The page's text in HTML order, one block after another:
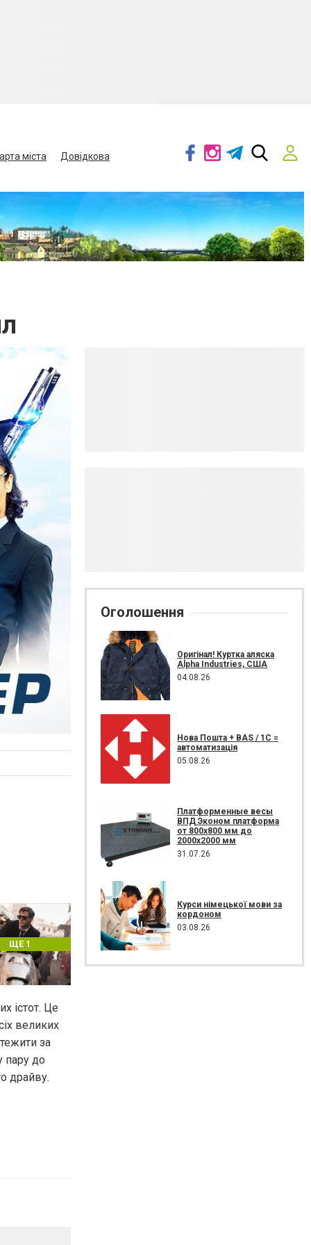
міста Довідкова
ЩЕ 1
істот. Це
великих
за
пару до
драйву.
Оголошення
Оригінал! Куртка аляска
Alpha Industries, США
04.08.26
Нова Пошта + BAS / 1C =
автоматизація
05.08.26
Платформенные весы
ВПД Эконом платформа
от 800х800 мм до
2000х2000 мм
31.07.26
Курси німецької мови за
кордоном
03.08.26